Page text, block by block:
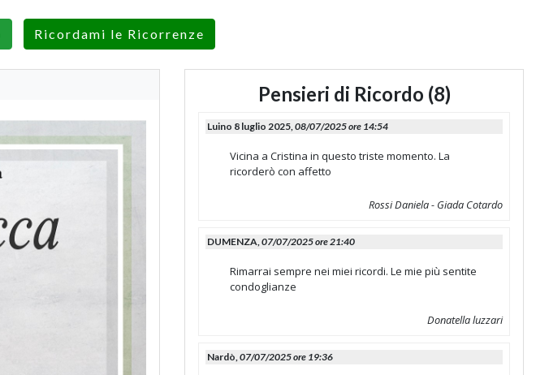
Ricordami le Ricorrenze
Pensieri di Ricordo (8)
Luino 8 luglio 2025,08/07/2025 ore 14:54
Vicina a Cristina in questo triste momento. La
ricorderò con affetto
Rossi Daniela - Giada Cotardo
DUMENZA,07/07/2025 ore 21:40
Rimarrai sempre nei miei ricordi. Le mie più sentite
condoglianze
Donatella luzzari
Nardò,07/07/2025 ore 19:36